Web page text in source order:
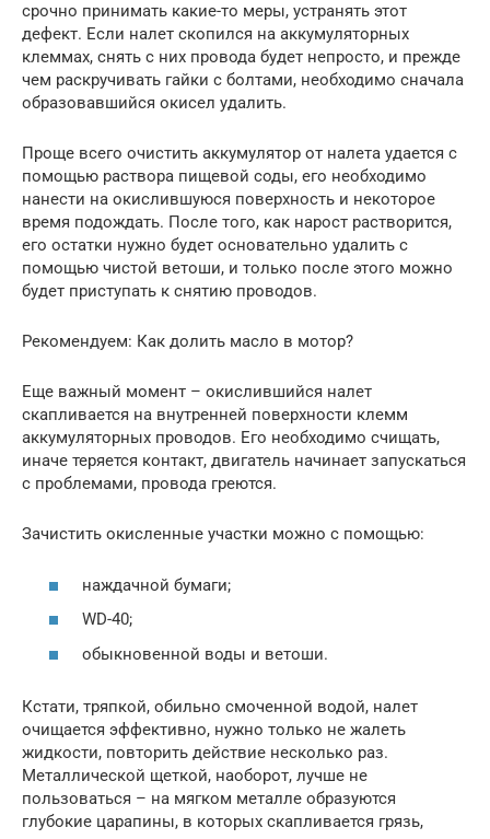
срочно принимать какие-то меры, устранять этот
дефект. Если налет скопился на аккумуляторных
клеммах, снять с них провода будет непросто, и прежде
чем раскручивать гайки с болтами, необходимо сначала
образовавшийся окисел удалить.
Проще всего очистить аккумулятор от налета удается с
помощью раствора пищевой соды, его необходимо
нанести на окислившуюся поверхность и некоторое
время подождать. После того, как нарост растворится,
его остатки нужно будет основательно удалить с
помощью чистой ветоши, и только после этого можно
будет приступать к снятию проводов.
Рекомендуем: Как долить масло в мотор?
Еще важный момент – окислившийся налет
скапливается на внутренней поверхности клемм
аккумуляторных проводов. Его необходимо счищать,
иначе теряется контакт, двигатель начинает запускаться
с проблемами, провода греются.
Зачистить окисленные участки можно с помощью:
наждачной бумаги;
WD-40;
обыкновенной воды и ветоши.
Кстати, тряпкой, обильно смоченной водой, налет
очищается эффективно, нужно только не жалеть
жидкости, повторить действие несколько раз.
Металлической щеткой, наоборот, лучше не
пользоваться – на мягком металле образуются
глубокие царапины, в которых скапливается грязь,